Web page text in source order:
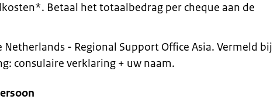
Betaal het totaalbedrag per cheque aan de
- Regional Support Office Asia. Vermeld bij
consulaire verklaring + uw naam.